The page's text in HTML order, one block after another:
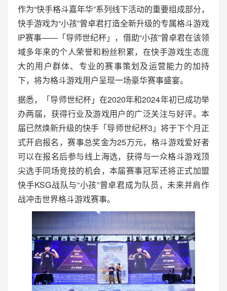
作为“快手格斗嘉年华”系列线下活动的重要组成部分，
快手游戏为“小孩”曾卓君打造全新升级的专属格斗游戏
IP赛事——「导师世纪杯」，借助“小孩”曾卓君在该领
域多年来的个人荣誉和粉丝积累，在快手游戏生态庞
大的用户群体、专业的赛事策划及运营能力的加持
下，将为格斗游戏用户呈现一场豪华赛事盛宴。
据悉，「导师世纪杯」在2020年和2024年初已成功举
办两届，获得行业及游戏用户的广泛关注与好评。本
届已然焕新升级的快手「导师世纪杯3」将于下个月正
式开启报名，赛事总奖金为25万元，格斗游戏爱好者
可以在报名后参与线上海选，获得与一众格斗游戏顶
尖选手同场竞技的机会，本届赛事冠军还将正式加盟
快手KSG战队与“小孩”曾卓君成为队员，未来并肩作
战冲击世界格斗游戏赛事。